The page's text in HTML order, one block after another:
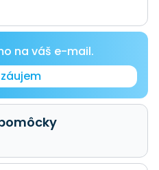
na váš e-mail.